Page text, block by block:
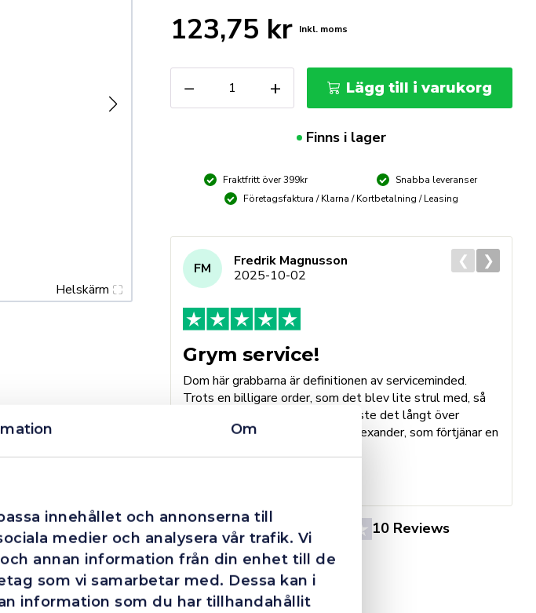
Om
innehållet och annonserna till
medier och analysera vår trafik. Vi
annan information från din enhet till de
som vi samarbetar med. Dessa kan i
information som du har tillhandahållit
Helskärm
123,75 kr Inkl. moms
−
Specialgas
SG105
+ Lägg till i varukorg
Finns i lager
Fraktfritt över 399kr
Snabba leveranser
Företagsfaktura / Klarna / Kortbetalning / Leasing
4.4 10 Reviews
FM
Fredrik Magnusson
2025-10-02
Grym service!
Dom här grabbarna är definitionen av serviceminded.
Trots en billigare order, som det blev lite strul med, så
agerade dom blixtsnabbt och löste det långt över
förväntan. Hade kontakt med Alexander, som förtjänar en
❮ ❯